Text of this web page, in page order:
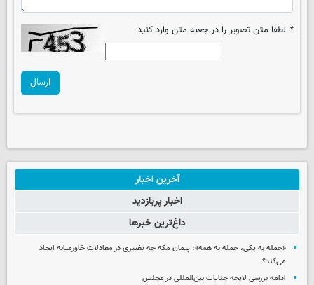
* لطفا متن تصویر را در جعبه متن وارد کنید
ارسال
آخرین اخبار
اخبار پربازدید
داغ‌ترین خبرها
«حمله به یکی، حمله به همه»؛ پیمان مکه چه تغییری در معادلات خاورمیانه ایجاد
می‌کند؟
ادامه بررسی لایحه جنایات بین‌المللی در مجلس